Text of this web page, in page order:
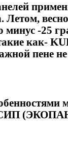
Летом,
минус -25
как-
пене не
СИП